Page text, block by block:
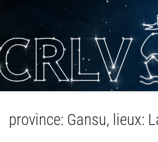
province: Gansu, lieux: